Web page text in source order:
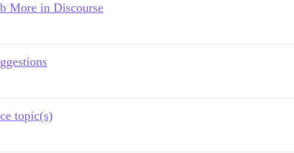
More in Discourse
topic(s)